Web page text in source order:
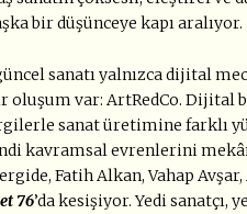
bir düşünceye kapı aralıyor.
sanatı yalnızca dijital
oluşum var: ArtRedCo. Dijital
sanat üretimine farklı
kavramsal evrenlerini
Fatih Alkan, Vahap
76’da kesişiyor. Yedi sanatçı,